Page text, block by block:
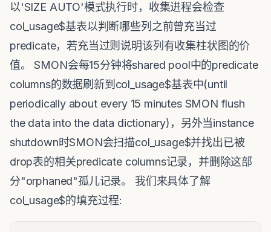
以'SIZE AUTO'模式执行时，收集进程会检查
col_usage$基表以判断哪些列之前曾充当过
predicate，若充当过则说明该列有收集柱状图的价
值。 SMON会每15分钟将shared pool中的predicate
columns的数据刷新到col_usage$基表中(until
periodically about every 15 minutes SMON flush
the data into the data dictionary)，另外当instance
shutdown时SMON会扫描col_usage$并找出已被
drop表的相关predicate columns记录，并删除这部
分"orphaned"孤儿记录。 我们来具体了解
col_usage$的填充过程: